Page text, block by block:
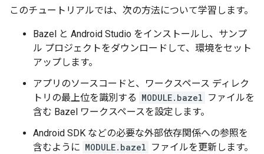
このチュートリアルでは、次の方法について学習します。
Bazel と Android Studio をインストールし、サンプ
ル プロジェクトをダウンロードして、環境をセット
アップします。
アプリのソースコードと、ワークスペース ディレク
トリの最上位を識別する MODULE.bazel ファイルを
含む Bazel ワークスペースを設定します。
Android SDK などの必要な外部依存関係への参照を
含むように MODULE.bazel ファイルを更新します。